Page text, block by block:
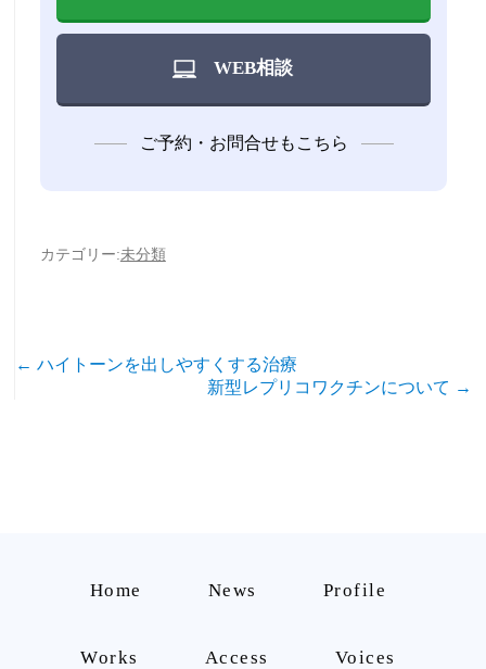
WEB相談
ご予約・お問合せもこちら
カテゴリー:未分類
投
← ハイトーンを出しやすくする治療
新型レプリコワクチンについて →
Home News Profile
Works Access Voices